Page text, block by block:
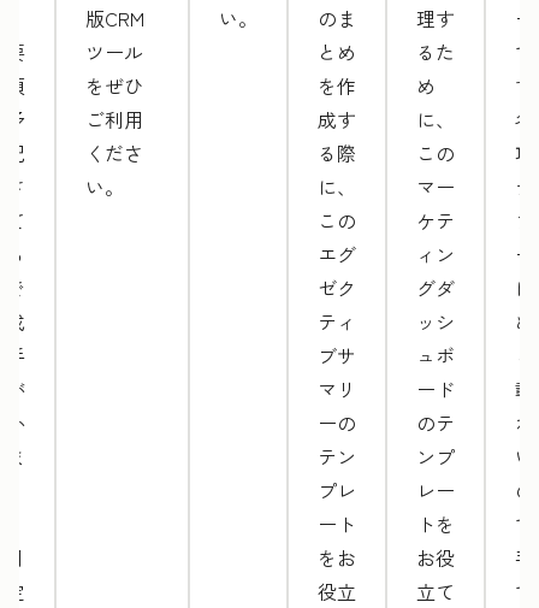
要
項
予
記
で
成
手
が
か
版CRM
ツール
をぜひ
ご利用
くださ
い。
い。
のま
とめ
を作
成す
る際
に、
この
エグ
ゼク
ティ
ブサ
マリ
ーの
テン
プレ
ート
をお
役立
理す
るた
め
に、
この
マー
ケテ
ィン
グダ
ッシ
ュボ
ード
のテ
ンプ
レー
トを
お役
立て
で
各
項
載
の
手